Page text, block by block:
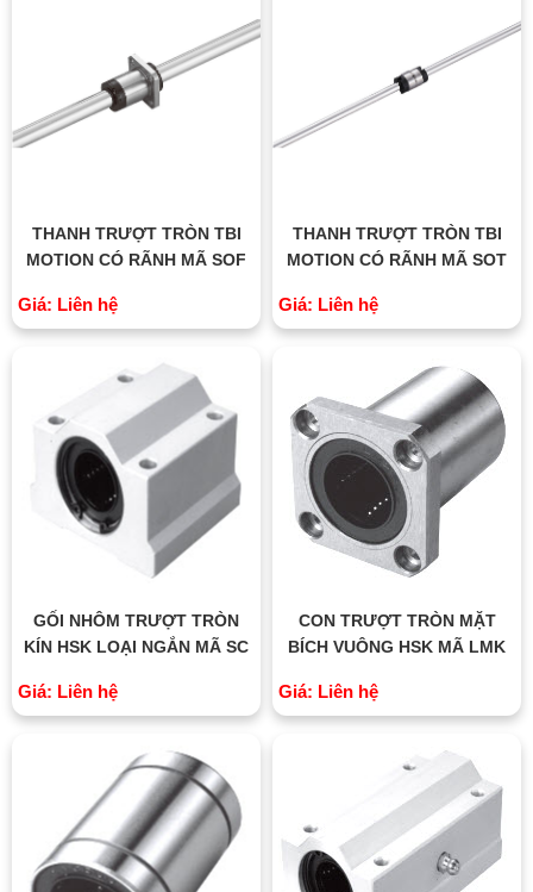
THANH TRƯỢT TRÒN TBI
MOTION CÓ RÃNH MÃ SOF
Giá: Liên hệ
THANH TRƯỢT TRÒN TBI
MOTION CÓ RÃNH MÃ SOT
Giá: Liên hệ
GỐI NHÔM TRƯỢT TRÒN
KÍN HSK LOẠI NGẮN MÃ SC
Giá: Liên hệ
CON TRƯỢT TRÒN MẶT
BÍCH VUÔNG HSK MÃ LMK
Giá: Liên hệ